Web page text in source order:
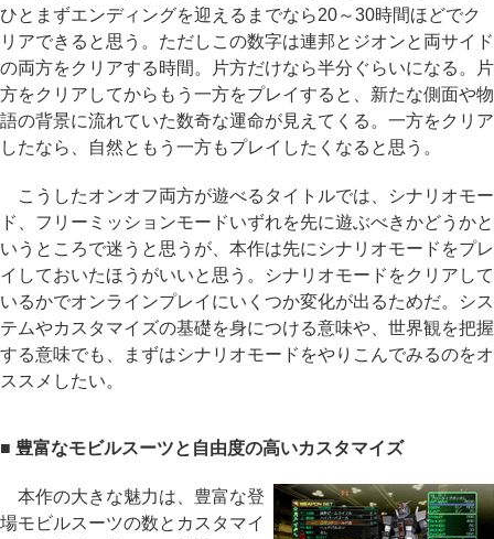
ひとまずエンディングを迎えるまでなら20～30時間ほどでク
リアできると思う。ただしこの数字は連邦とジオンと両サイド
の両方をクリアする時間。片方だけなら半分ぐらいになる。片
方をクリアしてからもう一方をプレイすると、新たな側面や物
語の背景に流れていた数奇な運命が見えてくる。一方をクリア
したなら、自然ともう一方もプレイしたくなると思う。
こうしたオンオフ両方が遊べるタイトルでは、シナリオモー
ド、フリーミッションモードいずれを先に遊ぶべきかどうかと
いうところで迷うと思うが、本作は先にシナリオモードをプレ
イしておいたほうがいいと思う。シナリオモードをクリアして
いるかでオンラインプレイにいくつか変化が出るためだ。シス
テムやカスタマイズの基礎を身につける意味や、世界観を把握
する意味でも、まずはシナリオモードをやりこんでみるのをオ
ススメしたい。
■ 豊富なモビルスーツと自由度の高いカスタマイズ
本作の大きな魅力は、豊富な登
場モビルスーツの数とカスタマイ